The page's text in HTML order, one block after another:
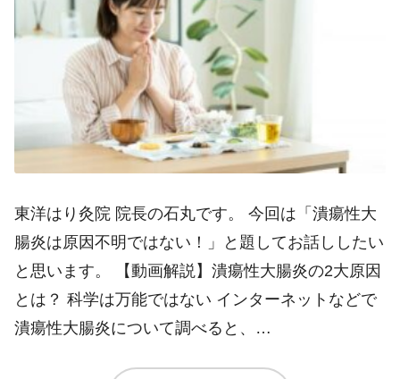
東洋はり灸院 院長の石丸です。 今回は「潰瘍性大
腸炎は原因不明ではない！」と題してお話ししたい
と思います。 【動画解説】潰瘍性大腸炎の2大原因
とは？ 科学は万能ではない インターネットなどで
潰瘍性大腸炎について調べると、…